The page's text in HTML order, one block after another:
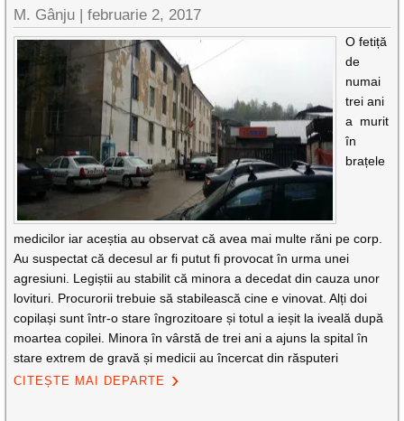
M. Gânju |februarie 2, 2017
O fetiță
de
numai
trei ani
a murit
în
brațele
medicilor iar aceștia au observat că avea mai multe răni pe corp.
Au suspectat că decesul ar fi putut fi provocat în urma unei
agresiuni. Legiștii au stabilit că minora a decedat din cauza unor
lovituri. Procurorii trebuie să stabilească cine e vinovat. Alți doi
copilași sunt într-o stare îngrozitoare și totul a ieșit la iveală după
moartea copilei. Minora în vârstă de trei ani a ajuns la spital în
stare extrem de gravă și medicii au încercat din răsputeri
CITEȘTE MAI DEPARTE